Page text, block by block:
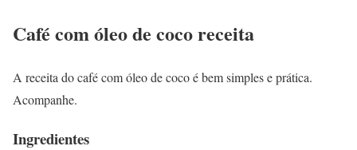
Café com óleo de coco receita
A receita do café com óleo de coco é bem simples e prática.
Acompanhe.
Ingredientes